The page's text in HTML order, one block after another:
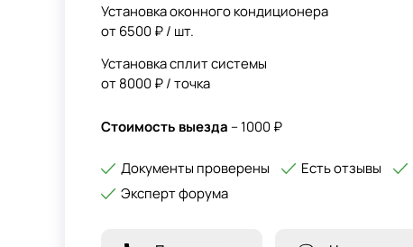
Установка оконного кондиционера
от 6500 ₽ / шт.
Установка сплит системы
от 8000 ₽ / точка
Стоимость выезда – 1000 ₽
Документы проверены Есть отзывы
Эксперт форума